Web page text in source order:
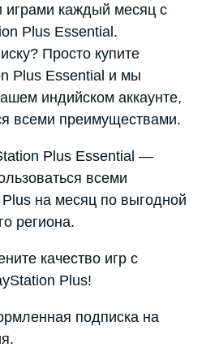
играми каждый месяц с
Plus Essential.
Просто купите
Plus Essential и мы
индийском аккаунте,
всеми преимуществами.
Plus Essential —
всеми
на месяц по выгодной
региона.
качество игр с
Plus!
подписка на